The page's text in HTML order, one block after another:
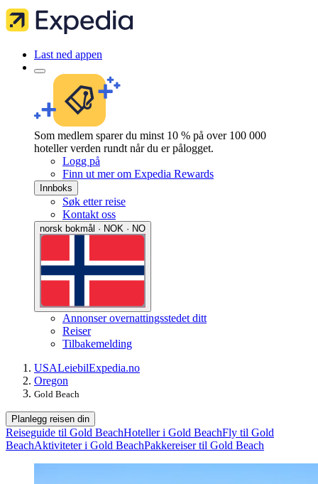
Last ned appen
Som medlem sparer du minst 10 % på over 100 000
hoteller verden rundt når du er pålogget.
Logg på
Finn ut mer om Expedia Rewards
Innboks
Søk etter reise
Kontakt oss
norsk bokmål · NOK · NO
Annonser overnattingsstedet ditt
Reiser
Tilbakemelding
USALeiebilExpedia.no
Oregon
Gold Beach
Planlegg reisen din
Reiseguide til Gold BeachHoteller i Gold BeachFly til Gold
BeachAktiviteter i Gold BeachPakkereiser til Gold Beach